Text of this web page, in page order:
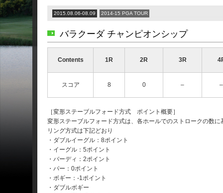
2015.08.06-08.09 2014-15 PGA TOUR
バラクーダ チャンピオンシップ
Contents 1R 2R 3R
スコア 8 0 – –
［変形ステーブルフォード方式 ポイント概要］
変形ステーブルフォード方式は、各ホールでのストロークの数
リング方式は下記どおり
・ダブルイーグル：8ポイント
・イーグル：5ポイント
・バーディ：2ポイント
・パー：0ポイント
・ボギー：-1ポイント
・ダブルボギー